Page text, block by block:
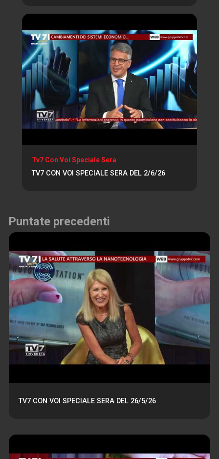
Tv7 Con Voi Speciale Sera
TV7 CON VOI SPECIALE SERA DEL 2/6/26
Puntate precedenti
TV7 CON VOI SPECIALE SERA DEL 26/5/26